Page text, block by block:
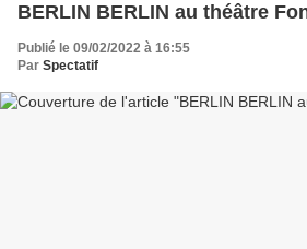
BERLIN BERLIN au théâtre
Publié le 09/02/2022 à 16:55
Par Spectatif